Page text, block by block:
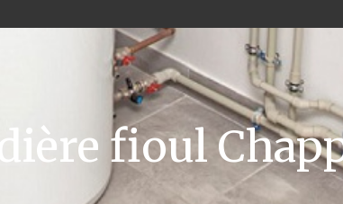
fioul